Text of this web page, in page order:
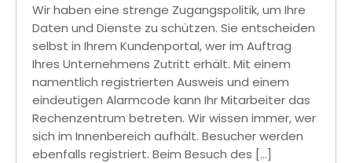
Wir haben eine strenge Zugangspolitik, um Ihre
Daten und Dienste zu schützen. Sie entscheiden
selbst in Ihrem Kundenportal, wer im Auftrag
Ihres Unternehmens Zutritt erhält. Mit einem
namentlich registrierten Ausweis und einem
eindeutigen Alarmcode kann Ihr Mitarbeiter das
Rechenzentrum betreten. Wir wissen immer, wer
sich im Innenbereich aufhält. Besucher werden
ebenfalls registriert. Beim Besuch des […]